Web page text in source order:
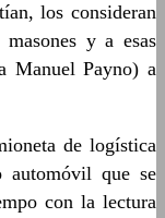
los consideran
y a esas
Manuel Payno) a
de logística
automóvil que se
con la lectura